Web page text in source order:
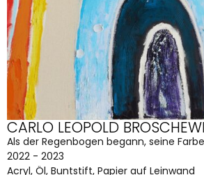
CARLO LEOPOLD
Als der Regenbogen begann, seine
2022 - 2023
Acryl, Öl, Buntstift, Papier auf Leinwand